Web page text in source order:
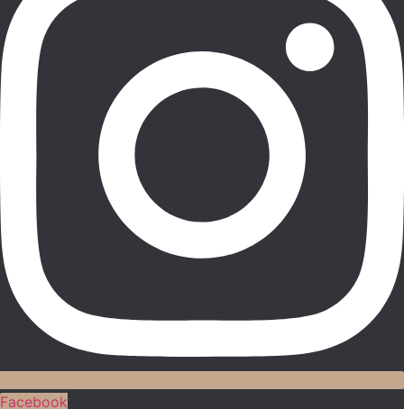
Facebook